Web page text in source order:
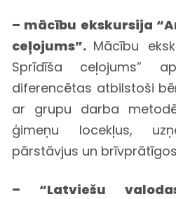
– mācību ekskursija
ceļojums”. Mācību
Sprīdīša ceļojums”
diferencētas atbilstoši
ar grupu darba
ģimeņu locekļus,
pārstāvjus un
– “Latviešu